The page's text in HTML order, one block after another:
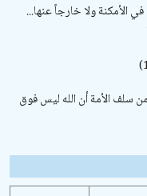
الأمكنة ولا خارجاً عنها...
سلف الأمة أن الله ليس فوق